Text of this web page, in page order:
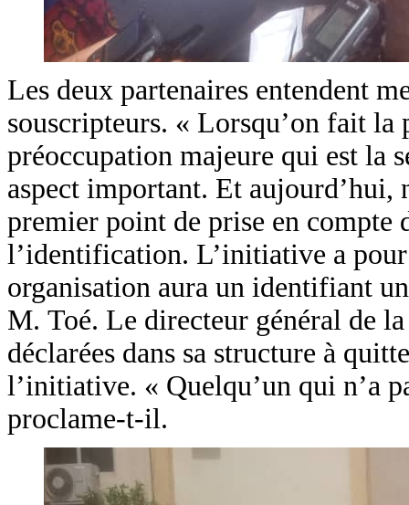
Les deux partenaires entendent
souscripteurs. « Lorsqu’on fait
préoccupation majeure qui est la
aspect important. Et aujourd’hui,
premier point de prise en compte
l’identification. L’initiative a
organisation aura un identifiant
M. Toé. Le directeur général de
déclarées dans sa structure à
l’initiative. « Quelqu’un qui n’a
proclame-t-il.